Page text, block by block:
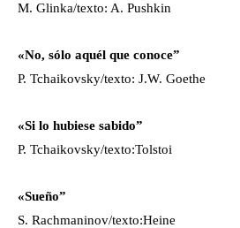
M. Glinka/texto: A. Pushkin
«No, sólo aquél que conoce”
P. Tchaikovsky/texto: J.W. Goethe
«Si lo hubiese sabido”
P. Tchaikovsky/texto:Tolstoi
«Sueño”
S. Rachmaninov/texto:Heine